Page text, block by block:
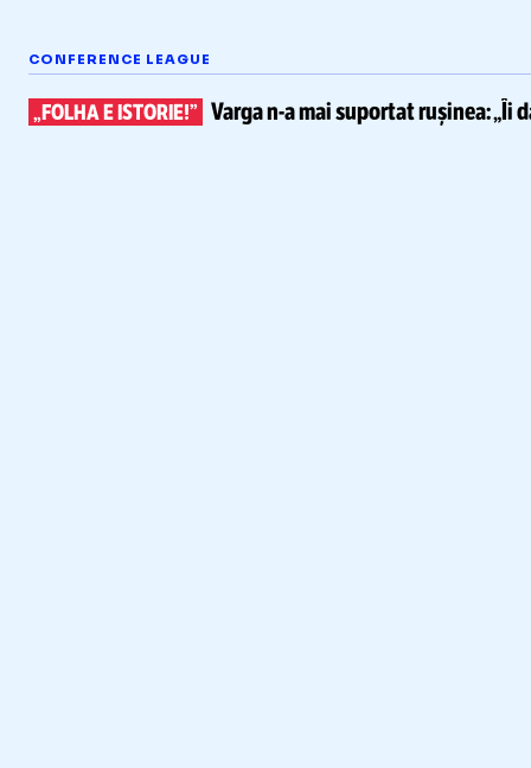
CONFERENCE LEAGUE
„FOLHA E ISTORIE!” Vargan-amai suportat rușinea:„Îi